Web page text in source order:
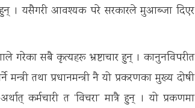
हुन् । यसैगरी आवश्यक परे सरकारले मुआब्जा दिएर
गरेका सबै कृत्यहरू भ्रष्टाचार हुन् । कानुनविपरीत
तथा प्रधानमन्त्री नै यो प्रकरणका मुख्य दोषी
कर्मचारी त ‘विचरा’ मात्रै हुन् । यो प्रकणमा